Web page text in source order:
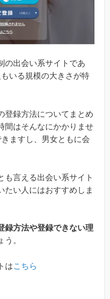
の出会い系サイトであ
いる規模の大きさが特
登録方法についてまとめ
間はそんなにかかりませ
ますし、男女ともに会
も言える出会い系サイト
たい人にはおすすめしま
録方法や登録できない理
。
はこちら